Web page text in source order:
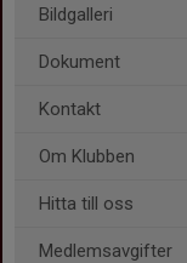
Bildgalleri
Dokument
Kontakt
Om Klubben
Hitta till oss
Medlemsavgifter